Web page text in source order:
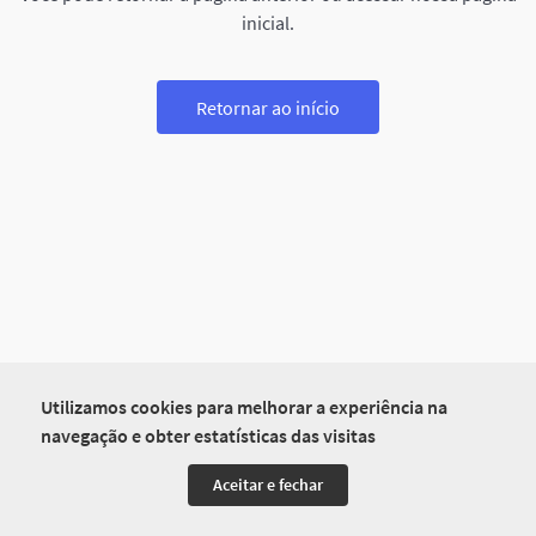
Utilizamos cookies para melhorar a experiência na
navegação e obter estatísticas das visitas
Aceitar e fechar
inicial.
Retornar ao início